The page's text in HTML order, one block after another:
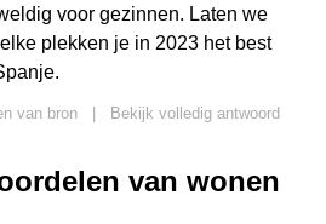
voor gezinnen. Laten we
plekken je in 2023 het best
van bron
Bekijk volledig antwoord
van wonen